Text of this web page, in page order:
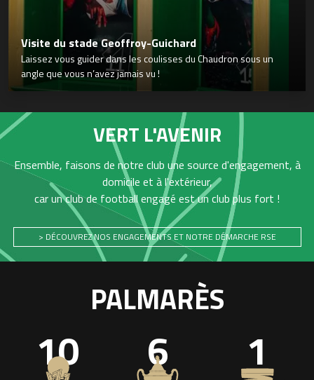
Visite du stade Geoffroy-Guichard
Laissez vous guider dans les coulisses du Chaudron sous un
angle que vous n’avez jamais vu !
VERT L'AVENIR
Ensemble, faisons de notre club une source d'engagement, à
domicile et à l'extérieur,
car un club de football engagé est un club plus fort !
> DÉCOUVREZ NOS ENGAGEMENTS ET NOTRE DÉMARCHE RSE
PALMARÈS
10 6 1